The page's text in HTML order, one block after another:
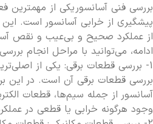
بیشتری دارد؟
چرا باید شرکت های معتبر
آسانسور را انتخاب کنیم؟
بررسی فنی آسانسوریکی از مهمترین
پیشگیری از خرابی آسانسور است.
از عملکرد صحیح و بی‌عیب و نقص
ادامه، می‌توانید با مراحل انجام
1- بررسی قطعات برقی: یکی از
بررسی قطعات برقی آن است. در این
آسانسور از جمله سیم‌ها، قطعات
وجود هرگونه خرابی یا قطعی در